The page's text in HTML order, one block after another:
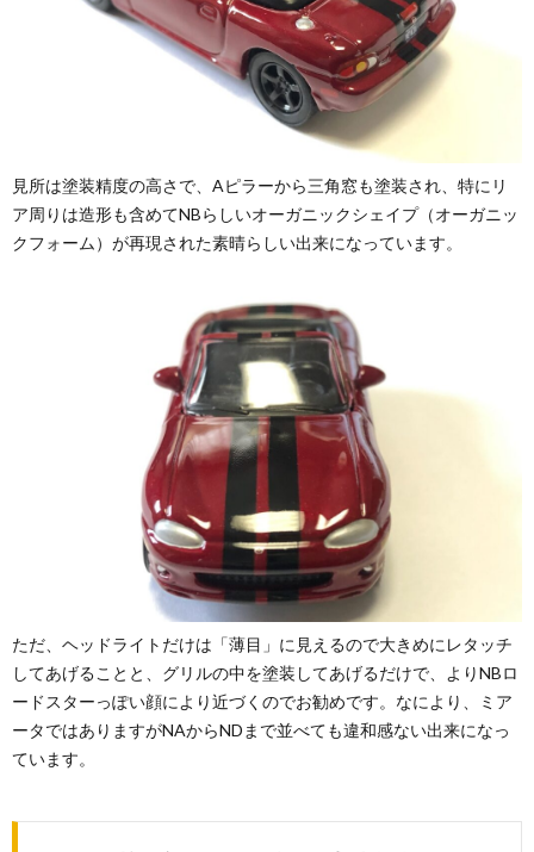
見所は塗装精度の高さで、Aピラーから三角窓も塗装され、特にリ
ア周りは造形も含めてNBらしいオーガニックシェイプ（オーガニッ
クフォーム）が再現された素晴らしい出来になっています。
ただ、ヘッドライトだけは「薄目」に見えるので大きめにレタッチ
してあげることと、グリルの中を塗装してあげるだけで、よりNBロ
ードスターっぽい顔により近づくのでお勧めです。なにより、ミア
ータではありますがNAからNDまで並べても違和感ない出来になっ
ています。